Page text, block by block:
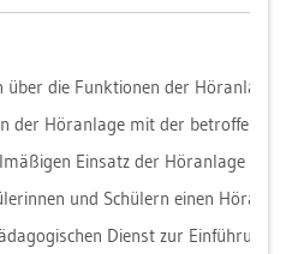
über die Funk­tio­nen der Hör­an­la­ge
der Hör­an­la­ge mit der be­trof­fe­nen
Ein­satz der Hör­an­la­ge im
und Schü­lern einen
Dienst zur Ein­füh­rung